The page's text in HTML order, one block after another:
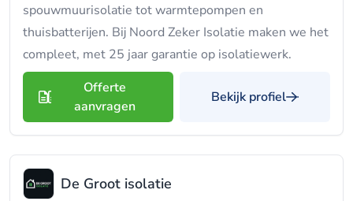
spouwmuurisolatie tot warmtepompen en
thuisbatterijen. Bij Noord Zeker Isolatie maken we het
compleet, met 25 jaar garantie op isolatiewerk.
Offerte
aanvragen
Bekijk profiel
De Groot isolatie